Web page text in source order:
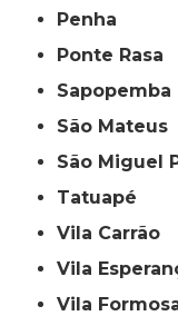
Penha
Ponte Rasa
Sapopemba
São Mateus
São Miguel
Tatuapé
Vila Carrão
Vila
Vila